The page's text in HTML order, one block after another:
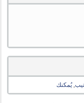
,يُمكنك